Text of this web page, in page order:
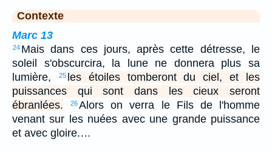
Contexte
Marc 13
24 Mais dans ces jours, après cette détresse, le
soleil s'obscurcira, la lune ne donnera plus sa
lumière,
25 les étoiles tomberont du ciel, et les
puissances qui sont dans les cieux seront
ébranlées.
26Alors on verra le Fils de l'homme
venant sur les nuées avec une grande puissance
et avec gloire.…